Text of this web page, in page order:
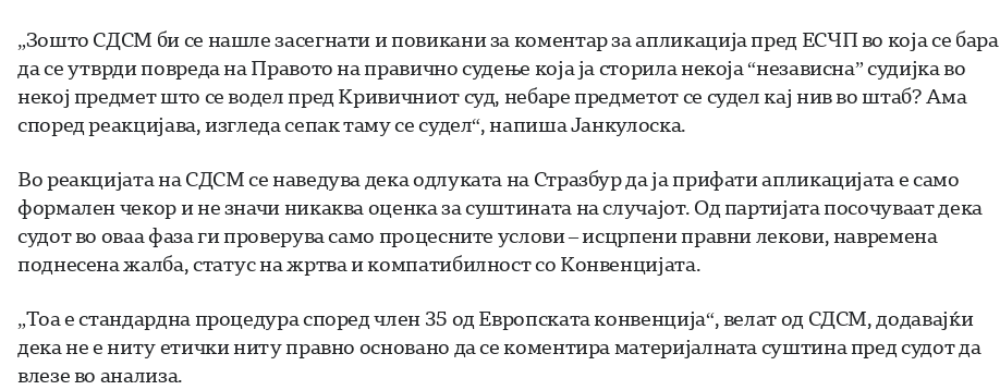
„Зошто СДСМ би се нашле засегнати и повикани за коментар за апликација пред ЕСЧП во која се бара
да се утврди повреда на Правото на правично судење која ја сторила некоја “независна” судијка во
некој предмет што се водел пред Кривичниот суд, небаре предметот се судел кај нив во штаб? Ама
според реакцијава, изгледа сепак таму се судел“, напиша Јанкулоска.
Во реакцијата на СДСМ се наведува дека одлуката на Стразбур да ја прифати апликацијата е само
формален чекор и не значи никаква оценка за суштината на случајот. Од партијата посочуваат дека
судот во оваа фаза ги проверува само процесните услови – исцрпени правни лекови, навремена
поднесена жалба, статус на жртва и компатибилност со Конвенцијата.
„Тоа е стандардна процедура според член 35 од Европската конвенција“, велат од СДСМ, додавајќи
дека не е ниту етички ниту правно основано да се коментира материјалната суштина пред судот да
влезе во анализа.